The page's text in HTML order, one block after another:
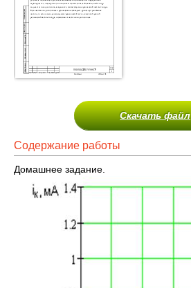
Скачать файл
Содержание работы
Домашнее задание.